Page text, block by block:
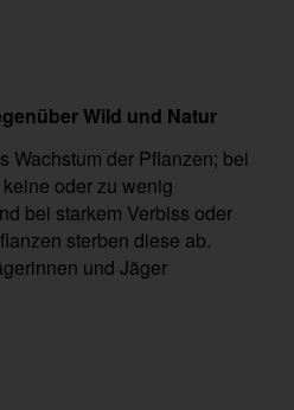
Wild und Natur
Wachstum der Pflanzen; bei
oder zu wenig
bei starkem Verbiss oder
sterben diese ab.
und Jäger